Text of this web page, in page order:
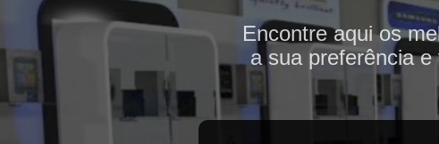
Encontre aqui os
a sua preferência